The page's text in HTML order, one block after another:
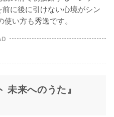
に後に引けない心境がシン
い方も秀逸です。
未来へのうた』